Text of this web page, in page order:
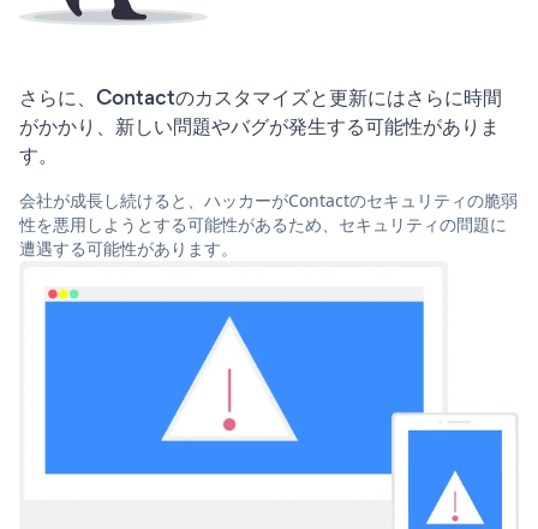
さらに、Contactのカスタマイズと更新にはさらに時間
がかかり、新しい問題やバグが発生する可能性がありま
す。
会社が成長し続けると、ハッカーがContactのセキュリティの脆弱
性を悪用しようとする可能性があるため、セキュリティの問題に
遭遇する可能性があります。